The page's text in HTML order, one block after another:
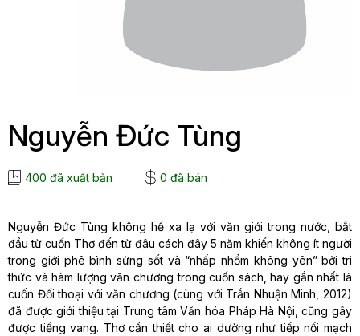
Nguyễn Đức Tùng
400 đã xuất bản 0 đã bán
Nguyễn Đức Tùng không hề xa lạ với văn giới trong nước, bắt
đầu từ cuốn Thơ đến từ đâu cách đây 5 năm khiến không ít người
trong giới phê bình sửng sốt và “nhấp nhổm không yên” bởi tri
thức và hàm lượng văn chương trong cuốn sách, hay gần nhất là
cuốn Đối thoại với văn chương (cùng với Trần Nhuận Minh, 2012)
đã được giới thiệu tại Trung tâm Văn hóa Pháp Hà Nội, cũng gây
được tiếng vang. Thơ cần thiết cho ai dường như tiếp nối mạch